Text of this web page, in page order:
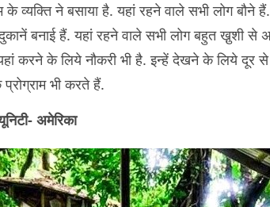
के व्यक्ति ने बसाया है. यहां रहने वाले सभी लोग बौने
बनाई हैं. यहां रहने वाले सभी लोग बहुत खु़शी से
करने के लिये नौकरी भी है. इन्हें देखने के लिये
भी करते हैं.
अमेरिका